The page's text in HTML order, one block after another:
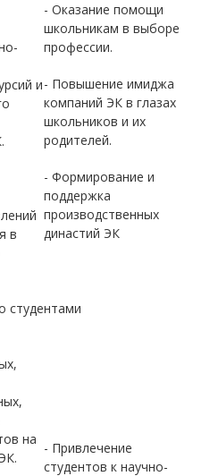
и
в
- Оказание помощи
школьникам в выборе
профессии.
- Повышение имиджа
компаний ЭК в глазах
школьников и их
родителей.
- Формирование и
поддержка
производственных
династий ЭК
студентами
на
- Привлечение
студентов к научно-